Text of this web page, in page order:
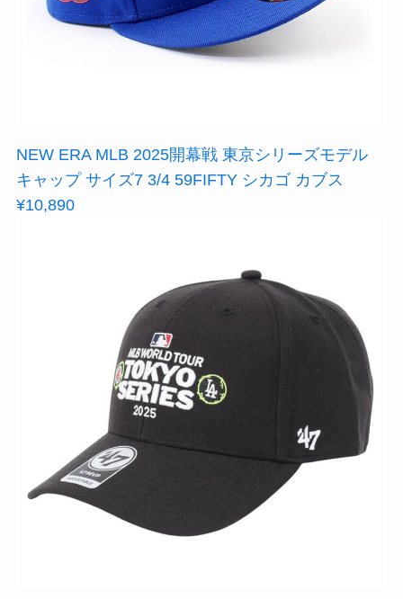
NEW ERA MLB 2025開幕戦 東京シリーズモデル
キャップ サイズ7 3/4 59FIFTY シカゴ カブス
¥10,890